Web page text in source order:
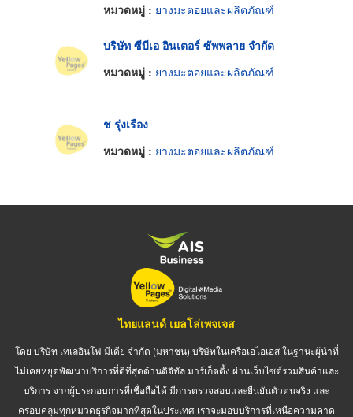
หมวดหมู่ : ยางมะตอยและผลิตภัณฑ์
บริษัท ซีบีเอ อินเตอร์ ซัพพลาย จำกัด
หมวดหมู่ : ยางมะตอยและผลิตภัณฑ์
ช รุ่งเรือง
หมวดหมู่ : ยางมะตอยและผลิตภัณฑ์
ไทยแลนด์ เยลโล่เพจเจส
โดย บริษัท เทเลอินโฟ มีเดีย จำกัด (มหาชน) บริษัทในเครือเอไอเอส ในฐานะผู้นำที่
ไม่เคยหยุดพัฒนาบริการที่ดีที่สุดด้านดิจิทัล มาร์เก็ตติ้ง ผ่านเว็บไซต์รวมสินค้าและ
บริการ จากผู้ประกอบการที่เชื่อถือได้ มีการตรวจสอบและยืนยันตัวตนจริง และ
ครอบคลุมทุกหมวดธุรกิจมากที่สุดในประเทศ เราจะมอบบริการที่เหนือความคาด